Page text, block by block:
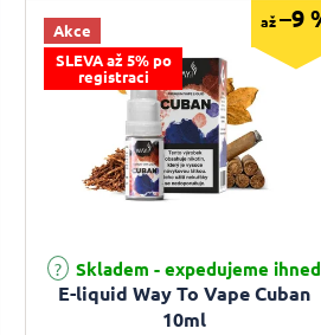
hvězdiček.
Akce
SLEVA až 5% po
registraci
až–9
E-liquid Way To Vape Cuban
10ml
Průměrné hodnocení produktu je 5,0
Skladem - expedujeme ihned